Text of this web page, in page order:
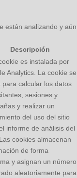
están analizando y aún
Descripción
es instalada por
Analytics. La cookie se
para calcular los datos
sesiones y
y realizar un
del uso del sitio
informe de análisis del
cookies almacenan
de forma
y asignan un número
aleatoriamente para